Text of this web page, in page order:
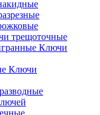
трещоточные
Ключи
Ключи